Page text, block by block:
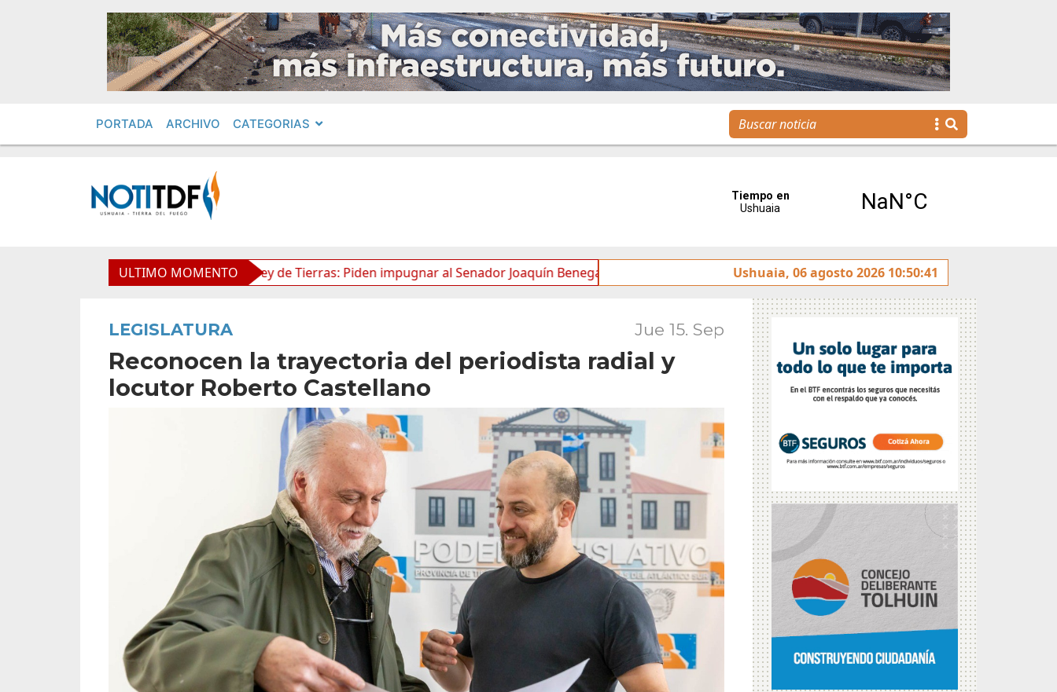
PORTADA ARCHIVO CATEGORIAS
ULTIMO MOMENTO
en Obras Privadas Ley de Tierras: Piden impugnar al Senador Joaquín Benegas Lynch por “conflicto de intereses” Tierra del Fuego presentó la Plataforma
Ushuaia, 06 agosto 2026 10:50:41
LEGISLATURA Jue 15. Sep
Reconocen la trayectoria del periodista radial y
locutor Roberto Castellano